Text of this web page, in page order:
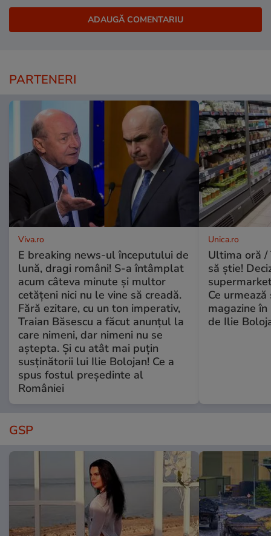
PARTENERI
Viva.ro
E breaking news-ul începutului de
lună, dragi români! S-a întâmplat
acum câteva minute și multor
cetățeni nici nu le vine să creadă.
Fără ezitare, cu un ton imperativ,
Traian Băsescu a făcut anunțul la
care nimeni, dar nimeni nu se
aștepta. Și cu atât mai puțin
susținătorii lui Ilie Bolojan! Ce a
spus fostul președinte al
României
Unica.ro
Ultima oră /
să știe!
Ce
magazine
de Ilie
GSP